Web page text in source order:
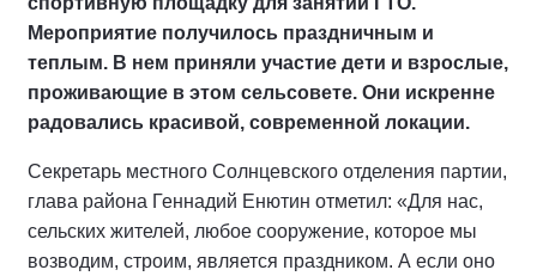
Мероприятие получилось праздничным и
теплым. В нем приняли участие дети и взрослые,
проживающие в этом сельсовете. Они искренне
радовались красивой, современной локации.
Секретарь местного Солнцевского отделения партии,
глава района Геннадий Енютин отметил: «Для нас,
сельских жителей, любое сооружение, которое мы
возводим, строим, является праздником. А если оно